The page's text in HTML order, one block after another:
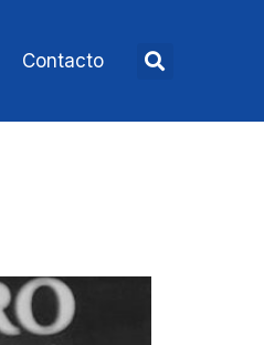
Contacto